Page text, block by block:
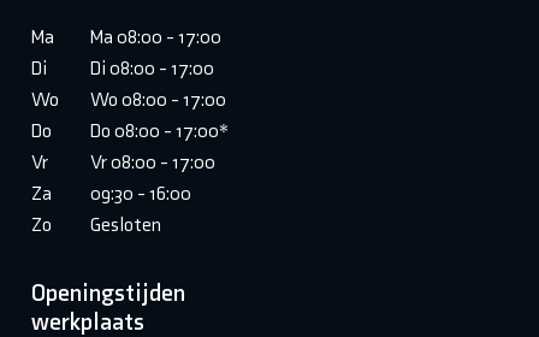
Ma
Ma 08:00 - 17:00
Di
Di 08:00 - 17:00
Wo
Wo 08:00 - 17:00
Do
Do 08:00 - 17:00*
Vr
Vr 08:00 - 17:00
Za
09:30 - 16:00
Zo
Gesloten
Openingstijden
werkplaats